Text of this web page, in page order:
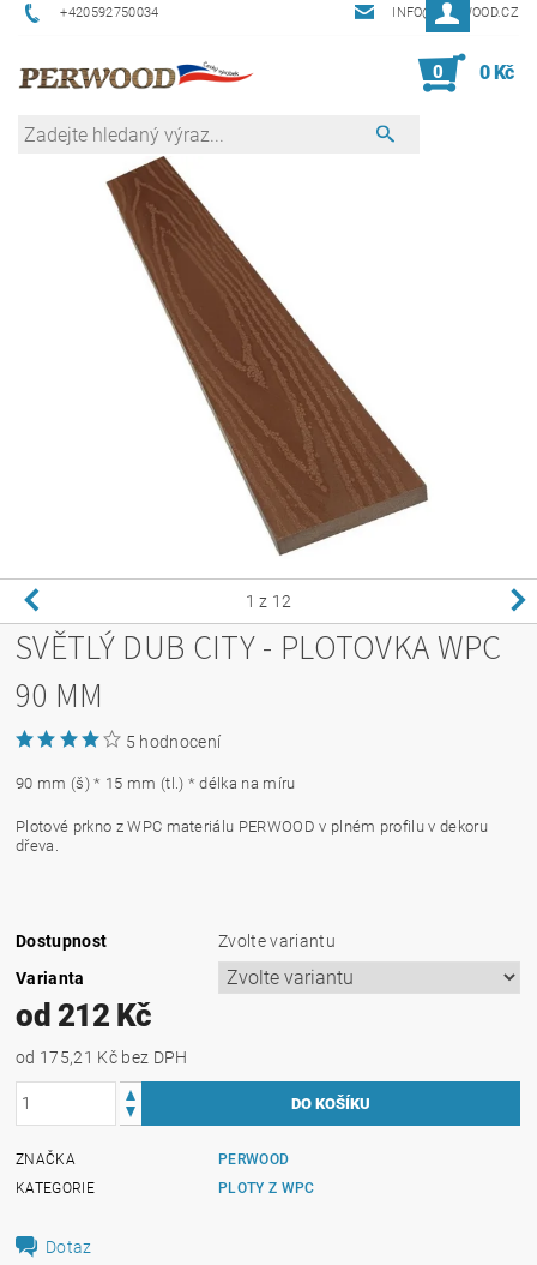
+420592750034 INFO@PERWOOD.CZ
0 0 Kč
1 z 12
SVĚTLÝ DUB CITY - PLOTOVKA WPC
90 MM
5 hodnocení
90 mm (š) * 15 mm (tl.) * délka na míru
Plotové prkno z WPC materiálu PERWOOD v plném profilu v dekoru
dřeva.
Dostupnost
Zvolte variantu
Varianta
od 212 Kč
od 175,21 Kč bez DPH
ZNAČKA
PERWOOD
KATEGORIE
PLOTY Z WPC
Dotaz